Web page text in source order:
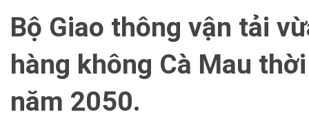
Bộ Giao thông vận tải
hàng không Cà Mau
năm 2050.